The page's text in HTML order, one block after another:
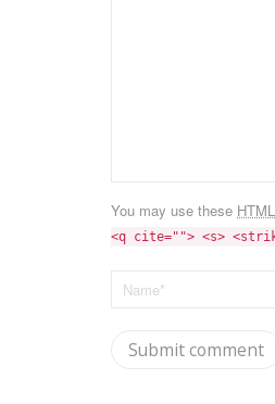
You may use these HTML
<q cite=""> <s>